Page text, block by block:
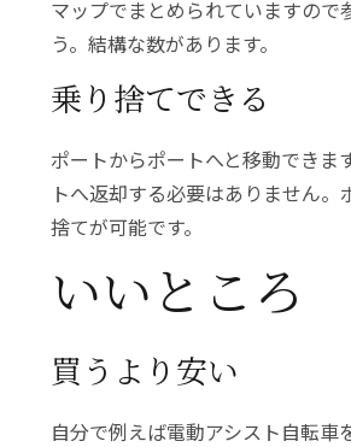
マップでまとめられていますので
う。結構な数があります。
乗り捨てできる
ポートからポートへと移動できま
トへ返却する必要はありません。
捨てが可能です。
いいところ
買うより安い
自分で例えば電動アシスト自転車